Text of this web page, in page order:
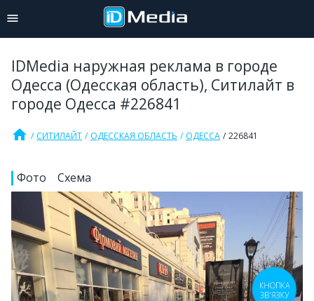
IDMedia наружная реклама в городе
Одесса (Одесская область), Ситилайт в
городе Одесса #226841
home СИТИЛАЙТ ОДЕССКАЯ ОБЛАСТЬ ОДЕССА 226841
Фото Схема
КНОПКА
ЗВ'ЯЗКУ